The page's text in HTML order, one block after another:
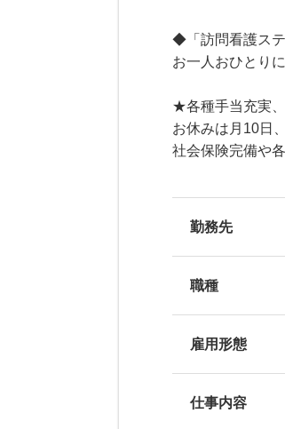
◆「訪問看護ステ
お一人おひとり
★各種手当充実
お休みは月10日
社会保険完備や
勤務先
職種
雇用形態
仕事内容